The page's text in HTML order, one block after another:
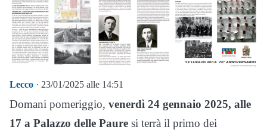
Lecco · 23/01/2025 alle 14:51
Domani pomeriggio, venerdì 24 gennaio 2025, alle
17 a Palazzo delle Paure si terrà il primo dei